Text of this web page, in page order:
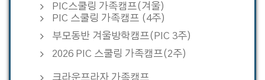
PIC스쿨링 가족캠프(겨울)
PIC 스쿨링 가족캠프 (4주)
부모동반 겨울방학캠프(PIC 3주)
2026 PIC 스쿨링 가족캠프(2주)
크라운프라자 가족캠프